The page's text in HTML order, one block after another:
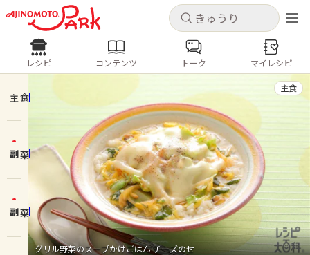
キャンセル
ログインするとレシピを保存できます
ホーム
コンテンツ
レシピ
キャンセル
レシピ コンテンツ
人気の食材・レシピ
きゅうり なす トマト
とうもろこし
ピーマン
みょうが ゴーヤ
レシピ コンテンツ トーク マイレシピ
主食
副菜
副菜
グリル野菜のスープかけごはん チーズのせ
主食